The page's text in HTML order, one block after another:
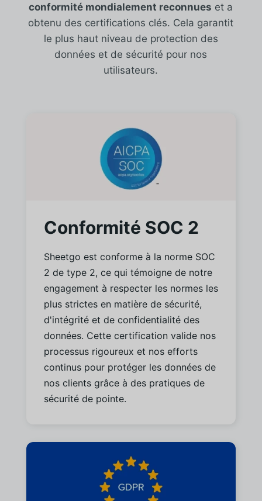
conformité mondialement reconnues et a
obtenu des certifications clés. Cela garantit
le plus haut niveau de protection des
données et de sécurité pour nos
utilisateurs.
Conformité SOC 2
Sheetgo est conforme à la norme SOC
2 de type 2, ce qui témoigne de notre
engagement à respecter les normes les
plus strictes en matière de sécurité,
d'intégrité et de confidentialité des
données. Cette certification valide nos
processus rigoureux et nos efforts
continus pour protéger les données de
nos clients grâce à des pratiques de
sécurité de pointe.